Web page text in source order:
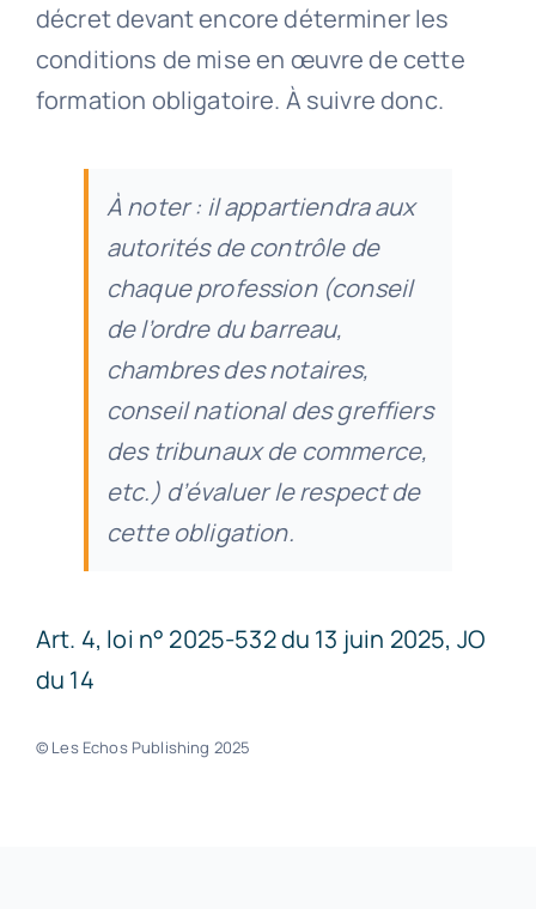
décret devant encore déterminer les
conditions de mise en œuvre de cette
formation obligatoire. À suivre donc.
À noter : il appartiendra aux
autorités de contrôle de
chaque profession (conseil
de l’ordre du barreau,
chambres des notaires,
conseil national des greffiers
des tribunaux de commerce,
etc.) d’évaluer le respect de
cette obligation.
Art. 4, loi n° 2025-532 du 13 juin 2025, JO
du 14
© Les Echos Publishing 2025